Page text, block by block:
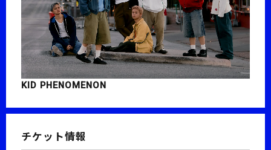
KID PHENOMENON
チケット情報